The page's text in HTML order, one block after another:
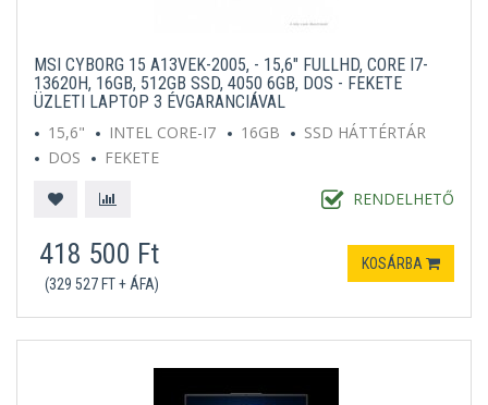
MSI CYBORG 15 A13VEK-2005, - 15,6" FULLHD, CORE I7-
13620H, 16GB, 512GB SSD, 4050 6GB, DOS - FEKETE
ÜZLETI LAPTOP 3 ÉVGARANCIÁVAL
15,6"
INTEL CORE-I7 16GB
SSD HÁTTÉRTÁR
DOS
FEKETE
RENDELHETŐ
418 500 Ft
(329 527 FT + ÁFA)
KOSÁRBA